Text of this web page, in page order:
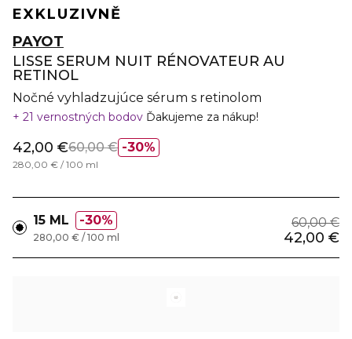
EXKLUZIVNĚ
PAYOT
LISSE SERUM NUIT RÉNOVATEUR AU
RETINOL
Nočné vyhladzujúce sérum s retinolom
21 vernostných bodov Ďakujeme za nákup!
30%
42,00 €60,00 €
280,00 € / 100 ml
15 ML 30% 60,00 €
42,00 €
280,00 € / 100 ml